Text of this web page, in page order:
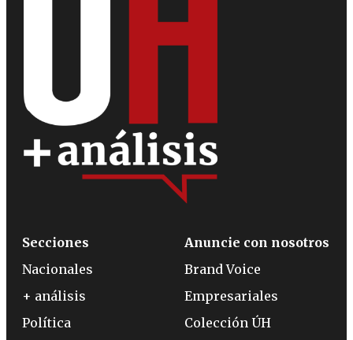
Secciones
Nacionales
+ análisis
Política
Anuncie con nosotros
Brand Voice
Empresariales
Colección ÚH